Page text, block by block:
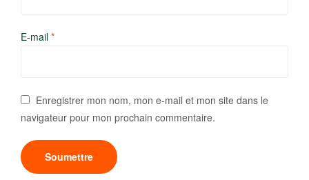
E-mail *
Enregistrer mon nom, mon e-mail et mon site dans le
navigateur pour mon prochain commentaire.